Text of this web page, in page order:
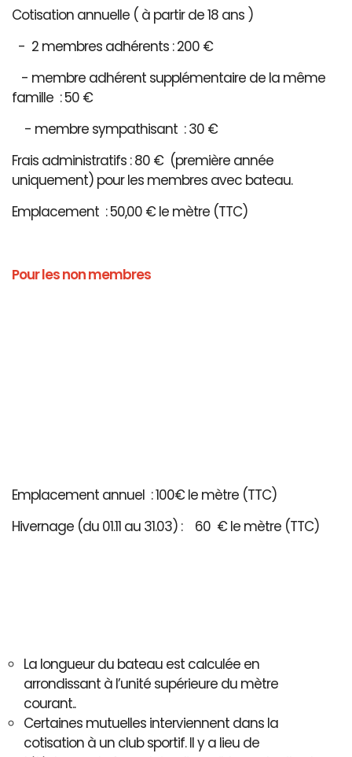
Cotisation annuelle ( à partir de 18 ans )
- 2 membres adhérents : 200 €
- membre adhérent supplémentaire de la même
famille : 50 €
- membre sympathisant : 30 €
Frais administratifs : 80 € (première année
uniquement) pour les membres avec bateau.
Emplacement : 50,00 € le mètre (TTC)
Pour les non membres
Emplacement annuel : 100€ le mètre (TTC)
Hivernage (du 01.11 au 31.03) : 60 € le mètre (TTC)
La longueur du bateau est calculée en
arrondissant à l’unité supérieure du mètre
courant..
Certaines mutuelles interviennent dans la
cotisation à un club sportif. Il y a lieu de